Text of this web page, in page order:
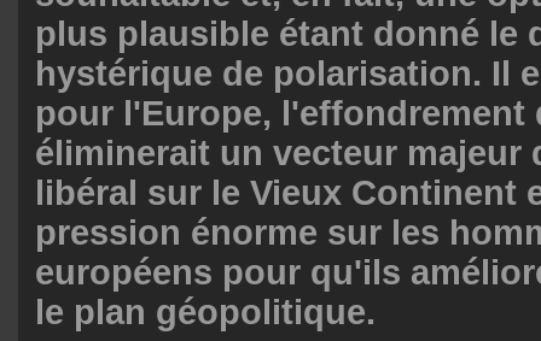
plus plausible étant donné le
hystérique de polarisation. Il
pour l'Europe, l'effondrement
éliminerait un vecteur majeur
libéral sur le Vieux Continent
pression énorme sur les
européens pour qu'ils
le plan géopolitique.